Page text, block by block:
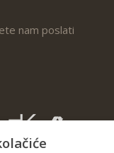
nam poslati